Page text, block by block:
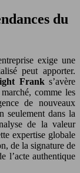
du
exige une
peut apporter.
Franks’avère
comme les
de nouveaux
seulement dans la
de la valeur
expertise globale
de la signature de
l’acte authentique